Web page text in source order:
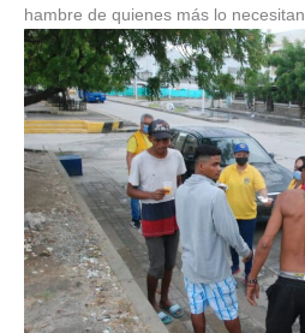
hambre de quienes más lo necesitan.